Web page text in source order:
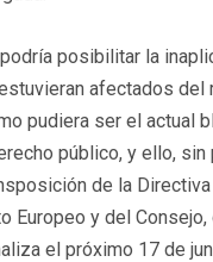
posibilitar la
afectados del
pudiera ser el actual
público, y ello, sin
de la
Europeo y del Consejo,
el próximo 17 de